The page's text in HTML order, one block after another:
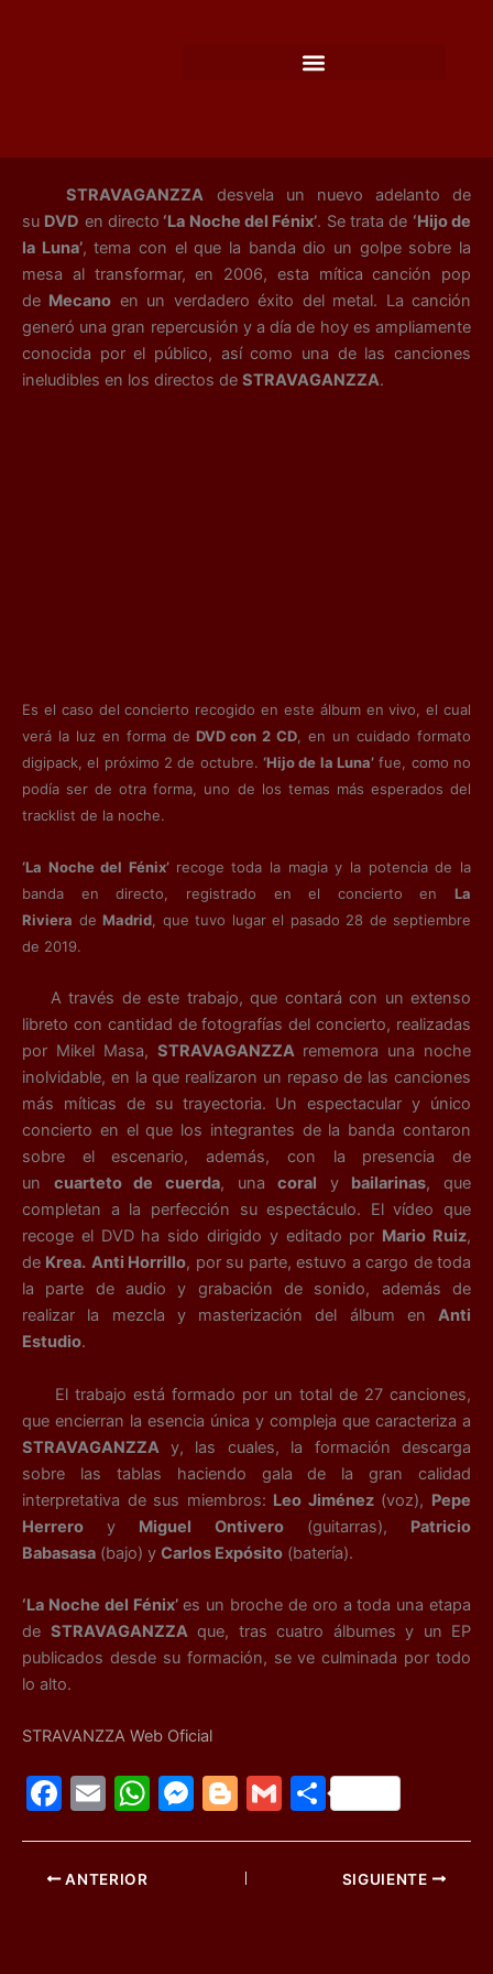
STRAVAGANZZA desvela un nuevo adelanto de
su DVD en directo ‘La Noche del Fénix’. Se trata de ‘Hijo de
la Luna’, tema con el que la banda dio un golpe sobre la
mesa al transformar, en 2006, esta mítica canción pop
de Mecano en un verdadero éxito del metal. La canción
generó una gran repercusión y a día de hoy es ampliamente
conocida por el público, así como una de las canciones
ineludibles en los directos de STRAVAGANZZA.
Es el caso del concierto recogido en este álbum en vivo, el cual
verá la luz en forma de DVD con 2 CD , en un cuidado formato
digipack, el próximo 2 de octubre. ‘Hijo de la Luna’ fue, como no
podía ser de otra forma, uno de los temas más esperados del
tracklist de la noche.
‘La Noche del Fénix’ recoge toda la magia y la potencia de la
banda en directo, registrado en el concierto en La
Riviera de Madrid , que tuvo lugar el pasado 28 de septiembre
de 2019.
A través de este trabajo, que contará con un extenso
libreto con cantidad de fotografías del concierto, realizadas
por Mikel Masa, STRAVAGANZZArememora una noche
inolvidable, en la que realizaron un repaso de las canciones
más míticas de su trayectoria. Un espectacular y único
concierto en el que los integrantes de la banda contaron
sobre el escenario, además, con la presencia de
un cuarteto de cuerda, unacoral y bailarinas, que
completan a la perfección su espectáculo. El vídeo que
recoge el DVD ha sido dirigido y editado por Mario Ruiz,
de Krea. Anti Horrillo, por su parte, estuvo a cargo de toda
la parte de audio y grabación de sonido, además de
realizar la mezcla y masterización del álbum en Anti
Estudio.
El trabajo está formado por un total de 27 canciones,
que encierran la esencia única y compleja que caracteriza a
STRAVAGANZZA y, las cuales, la formación descarga
sobre las tablas haciendo gala de la gran calidad
interpretativa de sus miembros: Leo Jiménez(voz), Pepe
Herrero y Miguel Ontivero(guitarras), Patricio
Babasasa (bajo) y Carlos Expósito (batería).
‘La Noche del Fénix’es un broche de oro a toda una etapa
de STRAVAGANZZAque, tras cuatro álbumes y un EP
publicados desde su formación, se ve culminada por todo
lo alto.
STRAVANZZA Web Oficial
F
c
e
E
ai
l
W M Bl
g
g
G C
m
p
ANTERIOR SIGUIENTE